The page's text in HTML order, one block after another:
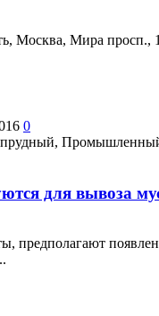
Москва, Мира просп.,
0
для вывоза
предполагают